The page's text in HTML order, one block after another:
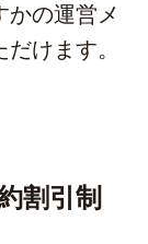
かの運営メ
けます。
割引制